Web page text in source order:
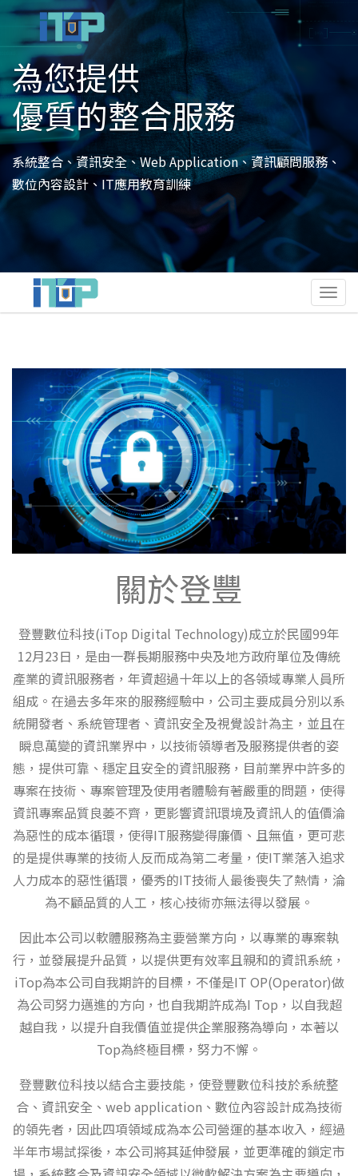
為您提供
優質的整合服務
系統整合、資訊安全、Web Application、資訊顧問服務、
數位內容設計、IT應用教育訓練
關於登豐
登豐數位科技(iTop Digital Technology)成立於民國99年
12月23日，是由一群長期服務中央及地方政府單位及傳統
產業的資訊服務者，年資超過十年以上的各領域專業人員所
組成。在過去多年來的服務經驗中，公司主要成員分別以系
統開發者、系統管理者、資訊安全及視覺設計為主，並且在
瞬息萬變的資訊業界中，以技術領導者及服務提供者的姿
態，提供可靠、穩定且安全的資訊服務，目前業界中許多的
專案在技術、專案管理及使用者體驗有著嚴重的問題，使得
資訊專案品質良萎不齊，更影響資訊環境及資訊人的值價淪
為惡性的成本循環，使得IT服務變得廉價、且無值，更可悲
的是提供專業的技術人反而成為第二考量，使IT業落入追求
人力成本的惡性循環，優秀的IT技術人最後喪失了熱情，淪
為不顧品質的人工，核心技術亦無法得以發展。
因此本公司以軟體服務為主要營業方向，以專業的專案執
行，並發展提升品質，以提供更有效率且親和的資訊系統，
iTop為本公司自我期許的目標，不僅是IT OP(Operator)做
為公司努力邁進的方向，也自我期許成為I Top，以自我超
越自我，以提升自我價值並提供企業服務為導向，本著以
Top為終極目標，努力不懈。
登豐數位科技以結合主要技能，使登豐數位科技於系統整
合、資訊安全、web application、數位內容設計成為技術
的領先者，因此四項領域成為本公司營運的基本收入，經過
半年市場試探後，本公司將其延伸發展，並更準確的鎖定市